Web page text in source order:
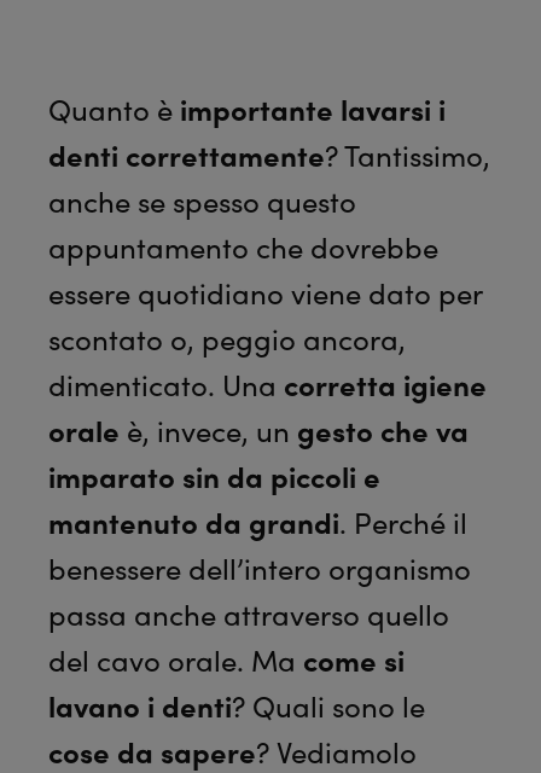
Quanto è importante lavarsi i
denti correttamente? Tantissimo,
anche se spesso questo
appuntamento che dovrebbe
essere quotidiano viene dato per
scontato o, peggio ancora,
dimenticato. Una corretta igiene
orale è, invece, un gesto che va
imparato sin da piccoli e
mantenuto da grandi. Perché il
benessere dell’intero organismo
passa anche attraverso quello
del cavo orale. Ma come si
lavano i denti? Quali sono le
cose da sapere? Vediamolo